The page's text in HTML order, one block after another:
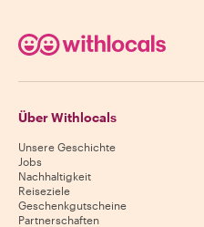
Über Withlocals
Unsere Geschichte
Jobs
Nachhaltigkeit
Reiseziele
Geschenkgutscheine
Partnerschaften